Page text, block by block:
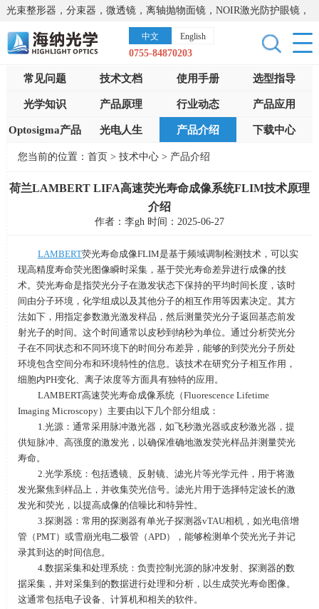
光束整形器，分束器，微透镜，离轴抛物面镜，NOIR激光防护眼镜，
太阳能模拟器，显微镜载物台，激光器，光谱仪，红外热像仪，激光
晶体
中文 English
0755-84870203
常见问题 技术文档 使用手册 选型指导
光学知识 产品原理 行业动态 产品应用
Optosigma产品 光电人生 产品介绍 下载中心
您当前的位置： 首页 > 技术中心 > 产品介绍
荷兰LAMBERT LIFA高速荧光寿命成像系统FLIM技术原理
介绍
作者：李gh 时间：2025-06-27
LAMBERT荧光寿命成像FLIM是基于频域调制检测技术，可以实
现高精度寿命荧光图像瞬时采集，基于荧光寿命差异进行成像的技
术。荧光寿命是指荧光分子在激发状态下保持的平均时间长度，该时
间由分子环境，化学组成以及其他分子的相互作用等因素决定。其方
法如下，用指定参数激光激发样品，然后测量荧光分子返回基态前发
射光子的时间。这个时间通常以皮秒到纳秒为单位。通过分析荧光分
子在不同状态和不同环境下的时间分布差异，能够的到荧光分子所处
环境包含空间分布和环境特性的信息。该技术在研究分子相互作用，
细胞内PH变化、离子浓度等方面具有独特的应用。
LAMBERT高速荧光寿命成像系统（Fluorescence Lifetime
Imaging Microscopy）主要由以下几个部分组成：
‌1.光源‌：通常采用脉冲激光器，如飞秒激光器或皮秒激光器，提
供短脉冲、高强度的激发光，以确保准确地激发荧光样品并测量荧光
寿命‌。
2.‌光学系统‌：包括透镜、反射镜、滤光片等光学元件，用于将激
发光聚焦到样品上，并收集荧光信号。滤光片用于选择特定波长的激
发光和荧光，以提高成像的信噪比和特异性‌。
3.‌探测器‌：常用的探测器有单光子探测器vTAU相机，如光电倍增
管（PMT）或雪崩光电二极管（APD），能够检测单个荧光光子并记
录其到达的时间信息‌。
4.‌数据采集和处理系统‌：负责控制光源的脉冲发射、探测器的数
据采集，并对采集到的数据进行处理和分析，以生成荧光寿命图像。
这通常包括电子设备、计算机和相关的软件‌。